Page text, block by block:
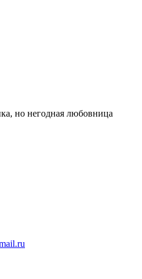
но негодная любовница